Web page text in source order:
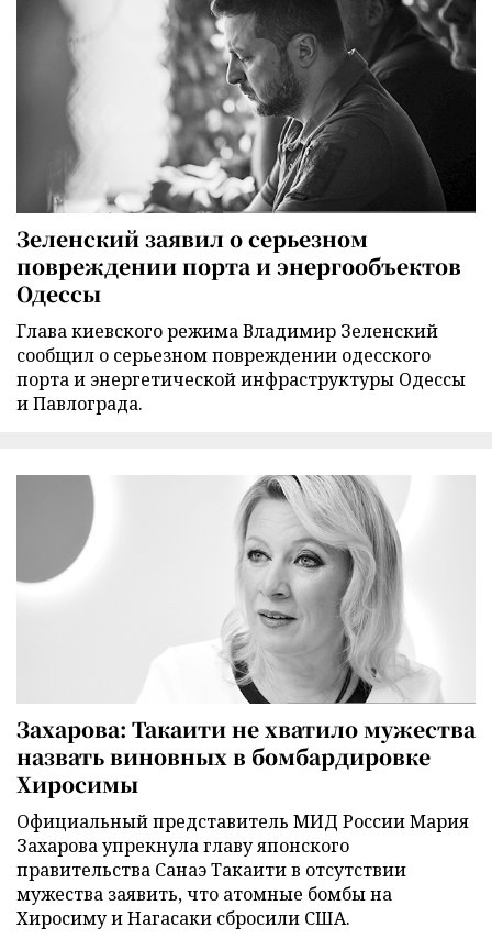
Зеленский заявил о серьезном
повреждении порта и энергообъектов
Одессы
Глава киевского режима Владимир Зеленский
сообщил о серьезном повреждении одесского
порта и энергетической инфраструктуры Одессы
и Павлограда.
Захарова: Такаити не хватило мужества
назвать виновных в бомбардировке
Хиросимы
Официальный представитель МИД России Мария
Захарова упрекнула главу японского
правительства Санаэ Такаити в отсутствии
мужества заявить, что атомные бомбы на
Хиросиму и Нагасаки сбросили США.